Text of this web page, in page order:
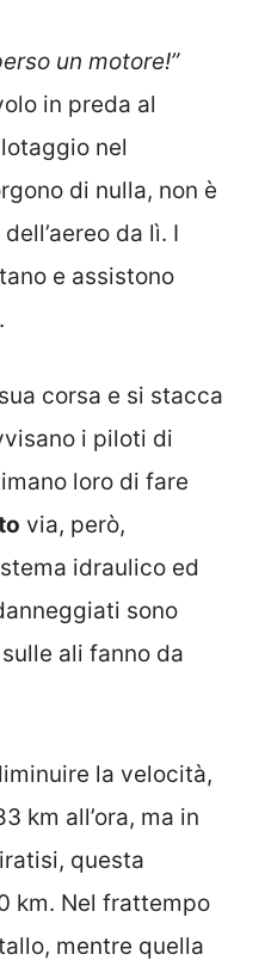
un motore!”
in preda al
nel
di nulla, non è
da lì. I
e assistono
corsa e si stacca
i piloti di
loro di fare
via, però,
idraulico ed
sono
ali fanno da
la velocità,
km all’ora, ma in
questa
km. Nel frattempo
mentre quella